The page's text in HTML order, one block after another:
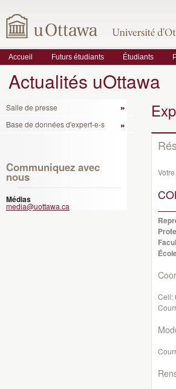
Accueil Futurs étudiants Étudiants
Actualités uOttawa
Salle de presse
Base de données d'expert-e-s
Communiquez avec
nous
Médias
media@uottawa.ca
Cell: